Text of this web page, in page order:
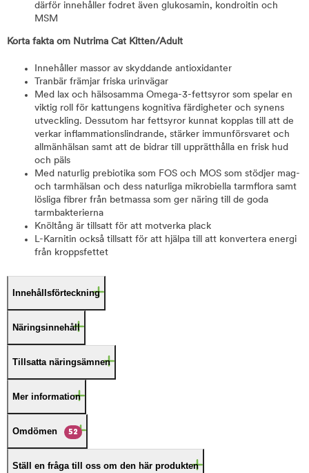
därför innehåller fodret även glukosamin, kondroitin och
MSM
Korta fakta om Nutrima Cat Kitten/Adult
Innehåller massor av skyddande antioxidanter
Tranbär främjar friska urinvägar
Med lax och hälsosamma Omega-3-fettsyror som spelar en
viktig roll för kattungens kognitiva färdigheter och synens
utveckling. Dessutom har fettsyror kunnat kopplas till att de
verkar inflammationslindrande, stärker immunförsvaret och
allmänhälsan samt att de bidrar till upprätthålla en frisk hud
och päls
Med naturlig prebiotika som FOS och MOS som stödjer mag-
och tarmhälsan och dess naturliga mikrobiella tarmflora samt
lösliga fibrer från betmassa som ger näring till de goda
tarmbakterierna
Knöltång är tillsatt för att motverka plack
L-Karnitin också tillsatt för att hjälpa till att konvertera energi
från kroppsfettet
Innehållsförteckning
Näringsinnehåll
Tillsatta näringsämnen
Mer information
Omdömen 52
Ställ en fråga till oss om den här produkten